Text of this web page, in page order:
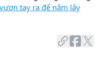
vươn tay ra để nắm lấy